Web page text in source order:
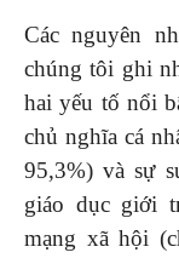
Các nguyên
chúng tôi ghi
hai yếu tố nổi
chủ nghĩa cá
95,3%) và sự
giáo dục giới
mạng xã hội